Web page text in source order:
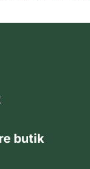
butik